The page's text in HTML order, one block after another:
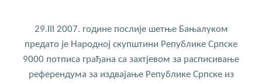
29.III 2007. године послије шетње Бањалуком
предато је Народној скупштини Републике Српске
9000 потписа грађана са захтјевом за расписивање
референдума за издвајање Републике Српске из